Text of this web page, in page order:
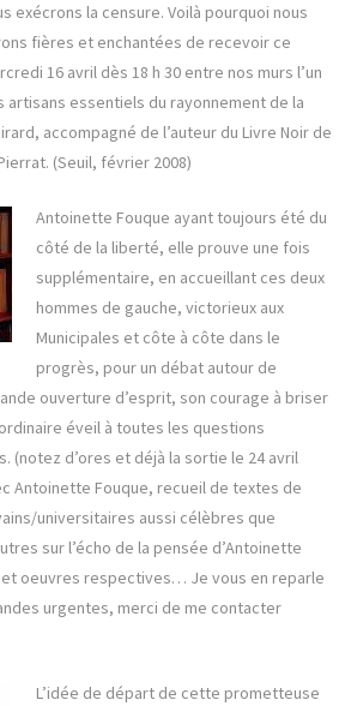
exécrons la censure. Voilà pourquoi nous
fières et enchantées de recevoir ce
16 avril dès 18 h 30 entre nos murs l’un
artisans essentiels du rayonnement de la
accompagné de l’auteur du Livre Noir de
(Seuil, février 2008)
Antoinette Fouque ayant toujours été du
côté de la liberté, elle prouve une fois
supplémentaire, en accueillant ces deux
hommes de gauche, victorieux aux
Municipales et côte à côte dans le
progrès, pour un débat autour de
ouverture d’esprit, son courage à briser
éveil à toutes les questions
(notez d’ores et déjà la sortie le 24 avril
Antoinette Fouque, recueil de textes de
universitaires aussi célèbres que
sur l’écho de la pensée d’Antoinette
et oeuvres respectives… Je vous en reparle
urgentes, merci de me contacter
L’idée de départ de cette prometteuse